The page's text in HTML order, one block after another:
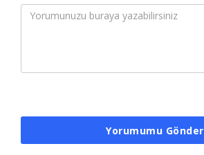
Yorumumu Gönder